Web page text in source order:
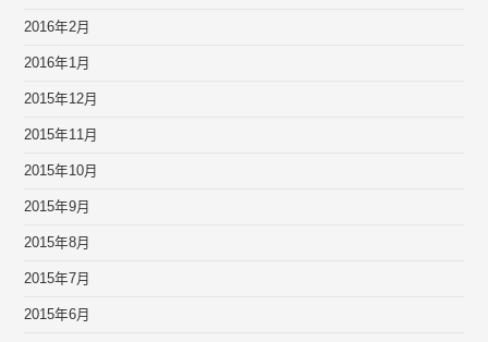
2016年2月
2016年1月
2015年12月
2015年11月
2015年10月
2015年9月
2015年8月
2015年7月
2015年6月